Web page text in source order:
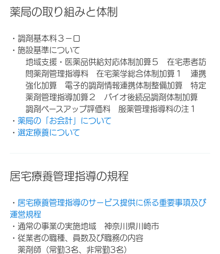
薬局の取り組みと体制
・調剤基本料３－ロ
・施設基準について
地域支援・医薬品供給対応体制加算５ 在宅患者訪
問薬剤管理指導料 在宅薬学総合体制加算１ 連携
強化加算 電子的調剤情報連携体制整備加算 特定
薬剤管理指導加算２ バイオ後続品調剤体制加算
調剤ベースアップ評価料 服薬管理指導料の注１
・ 薬局の「お会計」について
・ 選定療養について
居宅療養管理指導の規程
・ 居宅療養管理指導のサービス提供に係る重要事項及び
運営規程
・通常の事業の実施地域 神奈川県川崎市
・従業者の職種、員数及び職務の内容
薬剤師（常勤3名、非常勤3名）